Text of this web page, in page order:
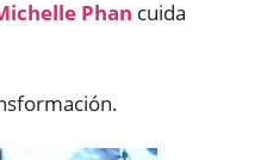
Phan cuida